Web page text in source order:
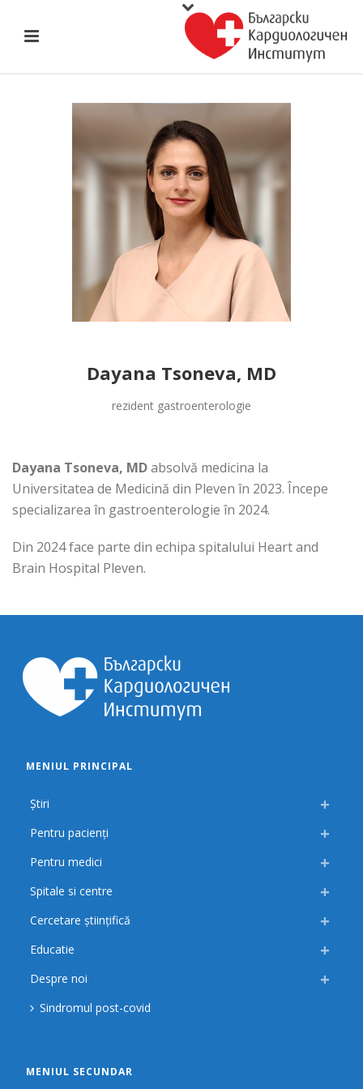
Dayana Tsoneva, MD
rezident gastroenterologie
Dayana Tsoneva, MDabsolvă medicina la
Universitatea de Medicină din Pleven în 2023. Începe
specializarea în gastroenterologie în 2024.
Din 2024 face parte din echipa spitalului Heart and
Brain Hospital Pleven.
MENIUL PRINCIPAL
Știri
Pentru pacienți
Pentru medici
Spitale si centre
Cercetare științifică
Educatie
Despre noi
Sindromul post-covid
MENIUL SECUNDAR